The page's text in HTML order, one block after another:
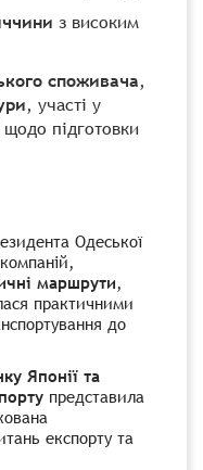
з високим
споживача,
, участі у
щодо підготовки
Одеської
маршрути,
практичними
до
Японії та
представила
експорту та